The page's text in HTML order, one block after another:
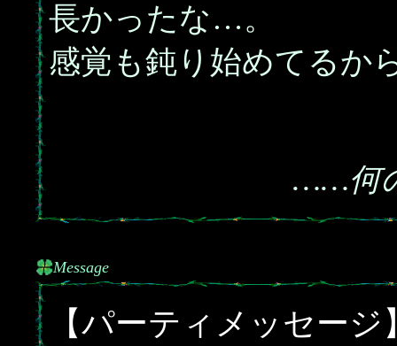
長かったな…。
感覚も鈍り始めてるか
……何
Message
【パーティメッセージ